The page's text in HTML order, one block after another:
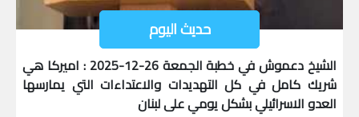
حديث اليوم
الشيخ دعموش في خطبة الجمعة 26-12-2025 : اميركا هي
شريك كامل في كل التهديدات والاعتداءات التي يمارسها
العدو الاسرائيلي بشكل يومي على لبنان